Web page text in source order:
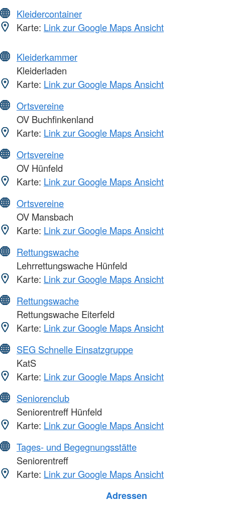
Kleidercontainer
Karte: Link zur Google Maps Ansicht
Kleiderkammer
Kleiderladen
Karte: Link zur Google Maps Ansicht
Ortsvereine
OV Buchfinkenland
Karte: Link zur Google Maps Ansicht
Ortsvereine
OV Hünfeld
Karte: Link zur Google Maps Ansicht
Ortsvereine
OV Mansbach
Karte: Link zur Google Maps Ansicht
Rettungswache
Lehrrettungswache Hünfeld
Karte: Link zur Google Maps Ansicht
Rettungswache
Rettungswache Eiterfeld
Karte: Link zur Google Maps Ansicht
SEG Schnelle Einsatzgruppe
KatS
Karte: Link zur Google Maps Ansicht
Seniorenclub
Seniorentreff Hünfeld
Karte: Link zur Google Maps Ansicht
Tages- und Begegnungsstätte
Seniorentreff
Karte: Link zur Google Maps Ansicht
Adressen